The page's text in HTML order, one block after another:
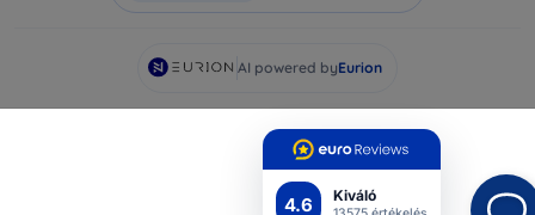
4.6 Kiváló
AI powered byEurion